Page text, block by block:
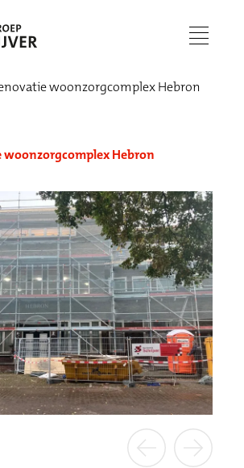
menu
Werken bij
woonzorgcomplex Hebron
Hebron